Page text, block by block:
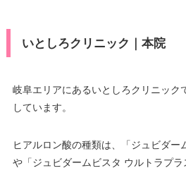
いとしろクリニック｜本院
岐阜エリアにあるいとしろクリニック
しています。
ヒアルロン酸の種類は、「ジュビダー
や「ジュビダームビスタ ウルトラプラ